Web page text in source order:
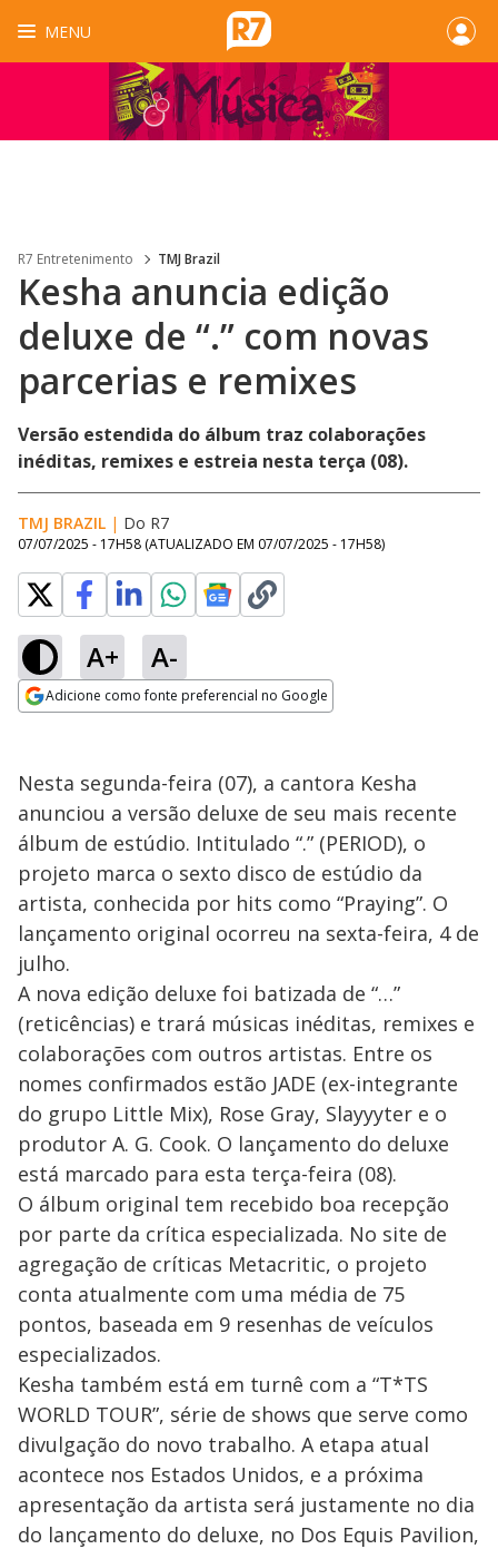
MENU
R7 Entretenimento TMJ Brazil
Kesha anuncia edição
deluxe de “.” com novas
parcerias e remixes
Versão estendida do álbum traz colaborações
inéditas, remixes e estreia nesta terça (08).
TMJ BRAZIL | Do R7
07/07/2025 - 17H58 (ATUALIZADO EM 07/07/2025 - 17H58)
A+ A-
Adicione como fonte preferencial no Google
Nesta segunda-feira (07), a cantora Kesha
anunciou a versão deluxe de seu mais recente
álbum de estúdio. Intitulado “.” (PERIOD), o
projeto marca o sexto disco de estúdio da
artista, conhecida por hits como “Praying”. O
lançamento original ocorreu na sexta-feira, 4 de
julho.
A nova edição deluxe foi batizada de “…”
(reticências) e trará músicas inéditas, remixes e
colaborações com outros artistas. Entre os
nomes confirmados estão JADE (ex-integrante
do grupo Little Mix), Rose Gray, Slayyyter e o
produtor A. G. Cook. O lançamento do deluxe
está marcado para esta terça-feira (08).
O álbum original tem recebido boa recepção
por parte da crítica especializada. No site de
agregação de críticas Metacritic, o projeto
conta atualmente com uma média de 75
pontos, baseada em 9 resenhas de veículos
especializados.
Kesha também está em turnê com a “T*TS
WORLD TOUR”, série de shows que serve como
divulgação do novo trabalho. A etapa atual
acontece nos Estados Unidos, e a próxima
apresentação da artista será justamente no dia
do lançamento do deluxe, no Dos Equis Pavilion,